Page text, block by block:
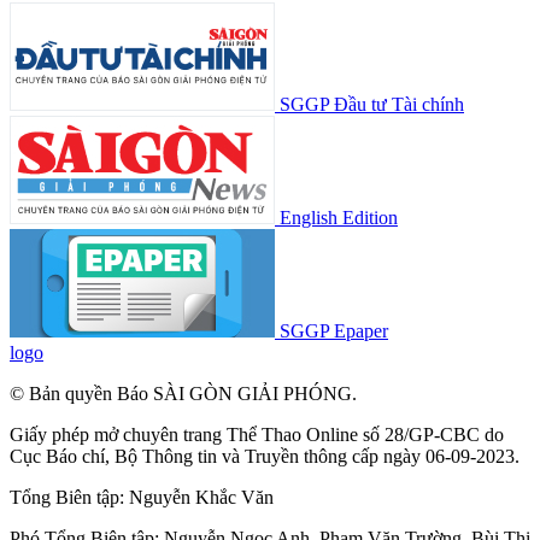
SGGP Đầu tư Tài chính
English Edition
SGGP Epaper
logo
© Bản quyền Báo SÀI GÒN GIẢI PHÓNG.
Giấy phép mở chuyên trang Thể Thao Online số 28/GP-CBC do
Cục Báo chí, Bộ Thông tin và Truyền thông cấp ngày 06-09-2023.
Tổng Biên tập: Nguyễn Khắc Văn